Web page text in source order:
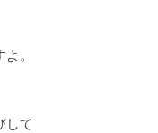
。
して